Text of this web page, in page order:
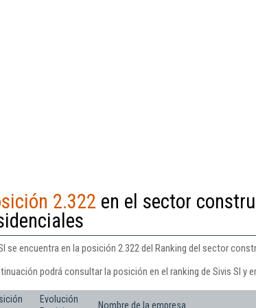
2.322 en el sector
se encuentra en la posición 2.322 del Ranking del sector
podrá consultar la posición en el ranking de Sivis Sl y
Evolución
Nombre de la empresa